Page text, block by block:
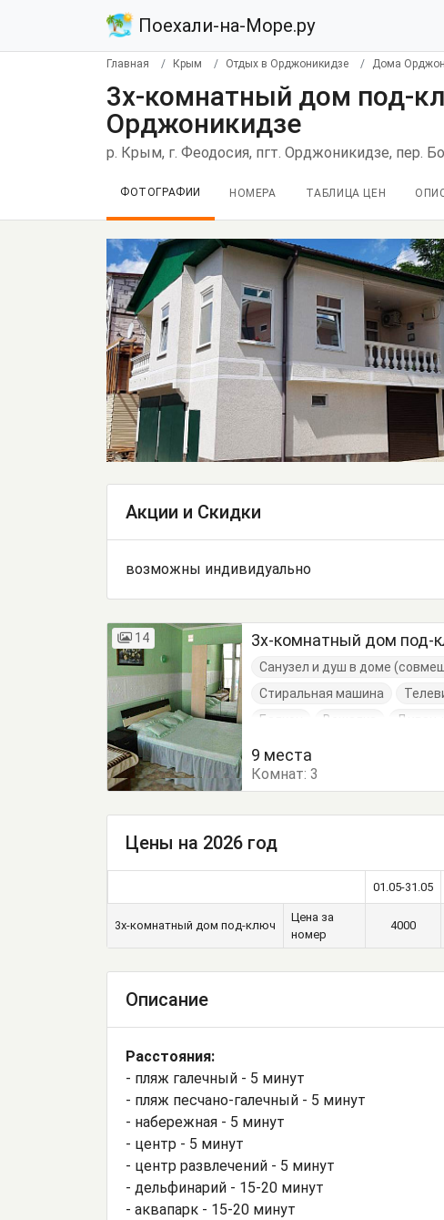
Поехали-на-Море.ру
Главная Крым Отдых в Орджоникидзе Дома
3х-комнатный дом под-
Орджоникидзе
р. Крым, г. Феодосия, пгт. Орджоникидзе, пер.
ФОТОГРАФИИ НОМЕРА ТАБЛИЦА ЦЕН
Акции и Скидки
возможны индивидуально
14 3х-комнатный дом под-
Санузел и душ в доме
Стиральная машина
Балкон
Вешалка Диван-
Обеденный стол
9 места
Комнат:3
Цены на 2026 год
01.05-31.05
3х-комнатный дом под-ключ
Цена за
номер
4000
Описание
Расстояния:
- пляж галечный - 5 минут
- пляж песчано-галечный - 5 минут
- набережная - 5 минут
- центр - 5 минут
- центр развлечений - 5 минут
- дельфинарий - 15-20 минут
- аквапарк - 15-20 минут